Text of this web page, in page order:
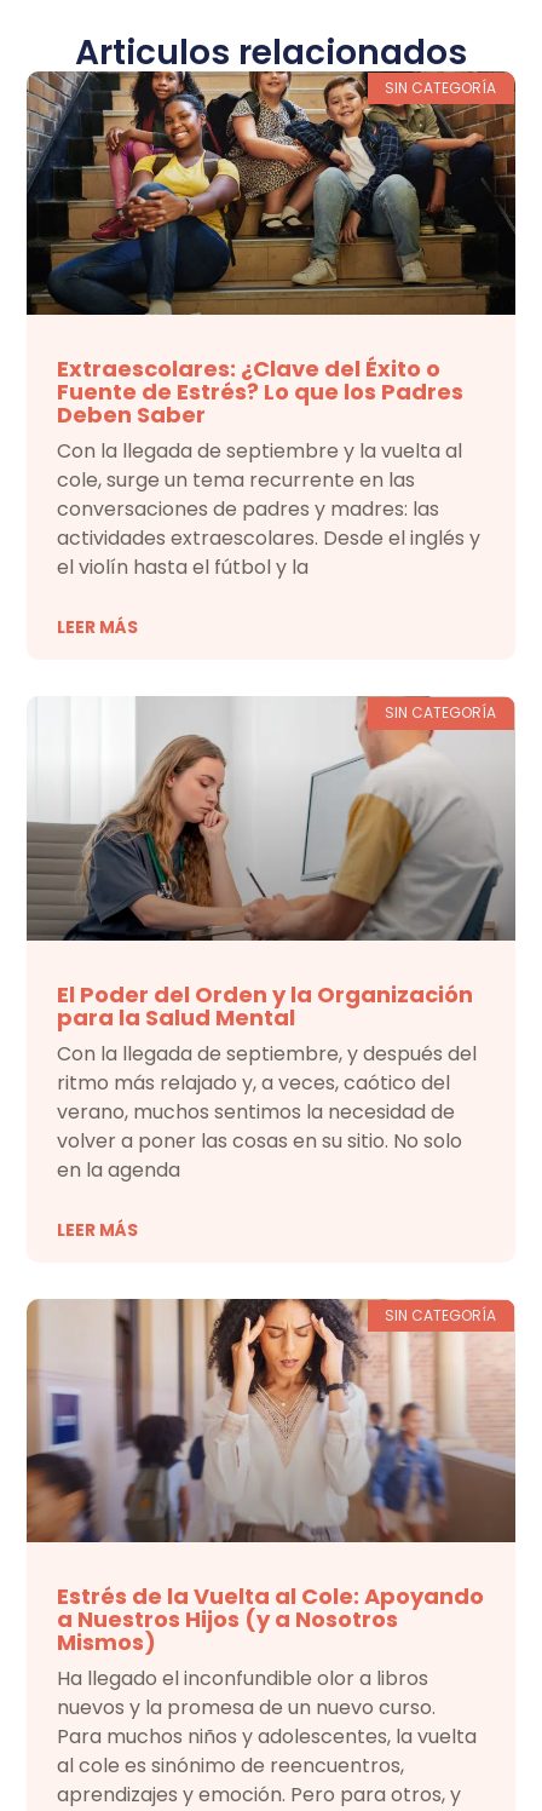
Articulos relacionados
SIN CATEGORÍA
Extraescolares: ¿Clave del Éxito o
Fuente de Estrés? Lo que los Padres
Deben Saber
Con la llegada de septiembre y la vuelta al
cole, surge un tema recurrente en las
conversaciones de padres y madres: las
actividades extraescolares. Desde el inglés y
el violín hasta el fútbol y la
LEER MÁS
SIN CATEGORÍA
El Poder del Orden y la Organización
para la Salud Mental
Con la llegada de septiembre, y después del
ritmo más relajado y, a veces, caótico del
verano, muchos sentimos la necesidad de
volver a poner las cosas en su sitio. No solo
en la agenda
LEER MÁS
SIN CATEGORÍA
Estrés de la Vuelta al Cole: Apoyando
a Nuestros Hijos (y a Nosotros
Mismos)
Ha llegado el inconfundible olor a libros
nuevos y la promesa de un nuevo curso.
Para muchos niños y adolescentes, la vuelta
al cole es sinónimo de reencuentros,
aprendizajes y emoción. Pero para otros, y